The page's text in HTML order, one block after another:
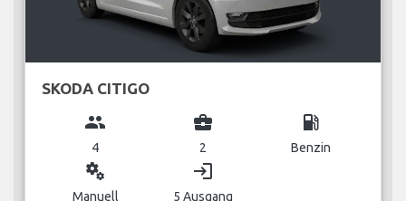
SKODA CITIGO
group
4
business_center
2
local_gas_station
Benzin
miscellaneous_services
Manuell
login
5 Ausgang